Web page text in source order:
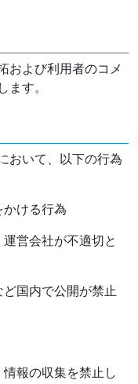
および利用者のコメ
ます。
おいて、以下の行為
かける行為
営会社が不適切と
国内で公開が禁止
報の収集を禁止し